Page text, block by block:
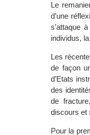
Le
d’une
s’attaque
individus,
Les
de façon
d’Etats
des
de
discours et
Pour la